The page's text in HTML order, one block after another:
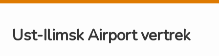
Ust-Ilimsk Airport vertrek